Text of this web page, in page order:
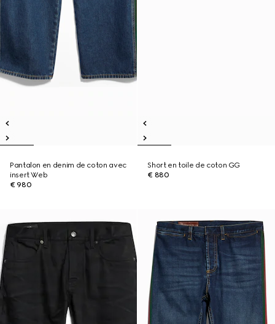
Pantalon en denim de coton avec
insert Web
€ 980
Short en toile de coton GG
€ 880